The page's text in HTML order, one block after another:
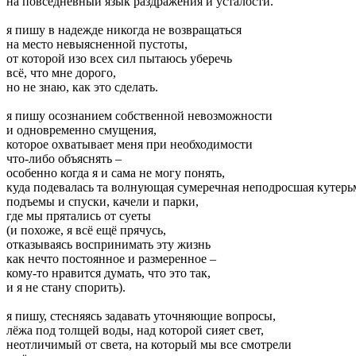
я пишу в надежде никогда не возвращаться
на место невыясненной пустоты,
от которой изо всех сил пытаюсь уберечь
всё, что мне дорого,
но не знаю, как это сделать.
я пишу осознанием собственной невозможности
и одновременно смущения,
которое охватывает меня при необходимости
что-либо объяснять –
особенно когда я и сама не могу понять,
куда подевалась та волнующая сумеречная неподросшая
подъемы и спуски, качели и парки,
где мы прятались от суеты
(и похоже, я всё ещё прячусь,
отказываясь воспринимать эту жизнь
как нечто постоянное и размеренное –
кому-то нравится думать, что это так,
и я не стану спорить).
я пишу, стесняясь задавать уточняющие вопросы,
лёжа под толщей воды, над которой сияет свет,
неотличимый от света, на который мы все смотрели